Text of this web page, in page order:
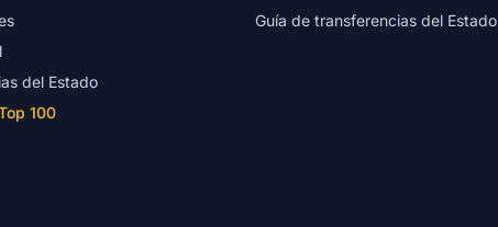
del Estado
100
Guía de transferencias del Estado